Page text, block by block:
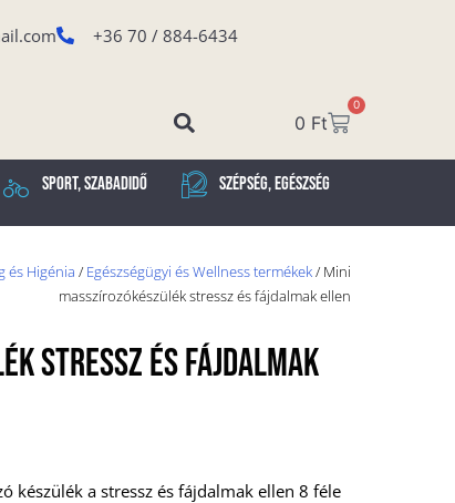
+36 70 / 884-6434
0 Ft
0
Sport, Szabadidő
Szépség, Egészség
és Higénia / Egészségügyi és Wellness termékek/ Mini
masszírozókészülék stressz és fájdalmak ellen
Stressz És Fájdalmak
készülék a stressz és fájdalmak ellen 8 féle